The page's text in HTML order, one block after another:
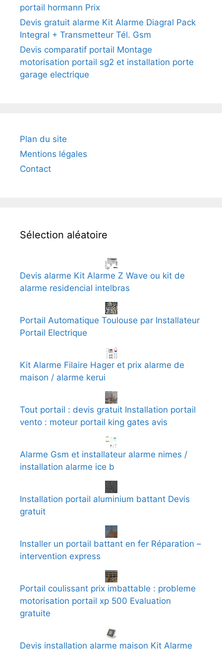
portail hormann Prix
Devis gratuit alarme Kit Alarme Diagral Pack
Integral + Transmetteur Tél. Gsm
Devis comparatif portail Montage
motorisation portail sg2 et installation porte
garage electrique
Plan du site
Mentions légales
Contact
Sélection aléatoire
Devis alarme Kit Alarme Z Wave ou kit de
alarme residencial intelbras
Portail Automatique Toulouse par Installateur
Portail Electrique
Kit Alarme Filaire Hager et prix alarme de
maison / alarme kerui
Tout portail : devis gratuit Installation portail
vento : moteur portail king gates avis
Alarme Gsm et installateur alarme nimes /
installation alarme ice b
Installation portail aluminium battant Devis
gratuit
Installer un portail battant en fer Réparation –
intervention express
Portail coulissant prix imbattable : probleme
motorisation portail xp 500 Evaluation
gratuite
Devis installation alarme maison Kit Alarme